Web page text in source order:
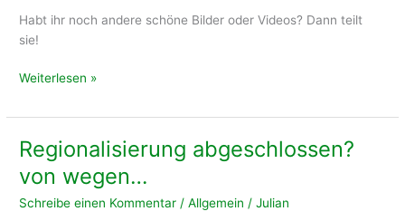
Habt ihr noch andere schöne Bilder oder Videos? Dann teilt
sie!
Spaten
den
Keller,
Bilder
und
Videos
Weiterlesen »
Regionalisierung abgeschlossen?
von wegen…
Schreibe einen Kommentar /Allgemein /Julian